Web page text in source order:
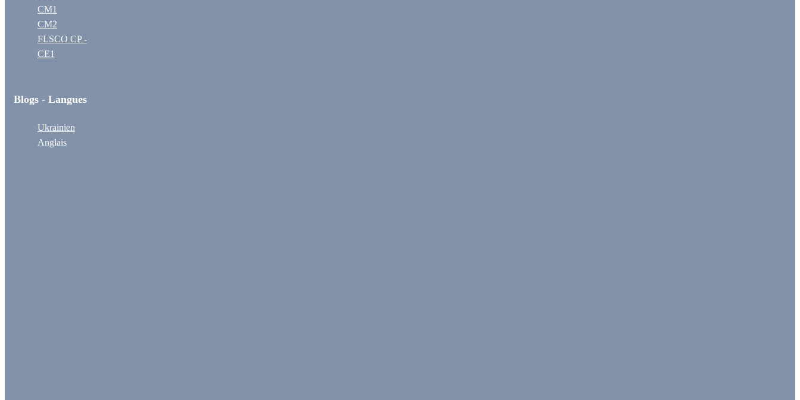
CM1
CM2
FLSCO CP -
CE1
Blogs - Langues
Ukrainien
Anglais